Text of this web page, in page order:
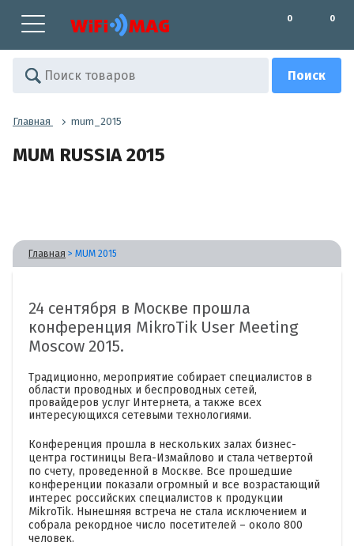
0 0
Главная mum_2015
MUM RUSSIA 2015
Главная > MUM 2015
24 сентября в Москве прошла
конференция MikroTik User Meeting
Moscow 2015.
Традиционно, мероприятие собирает специалистов в
области проводных и беспроводных сетей,
провайдеров услуг Интернета, а также всех
интересующихся сетевыми технологиями.
Конференция прошла в нескольких залах бизнес-
центра гостиницы Вега-Измайлово и стала четвертой
по счету, проведенной в Москве. Все прошедшие
конференции показали огромный и все возрастающий
интерес российских специалистов к продукции
MikroTik. Нынешняя встреча не стала исключением и
собрала рекордное число посетителей – около 800
человек.